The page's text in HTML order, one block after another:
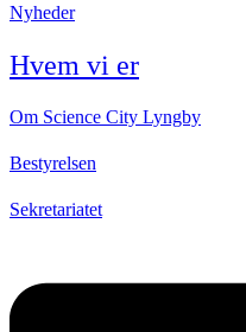
Nyheder
Hvem vi er
Om Science City Lyngby
Bestyrelsen
Sekretariatet